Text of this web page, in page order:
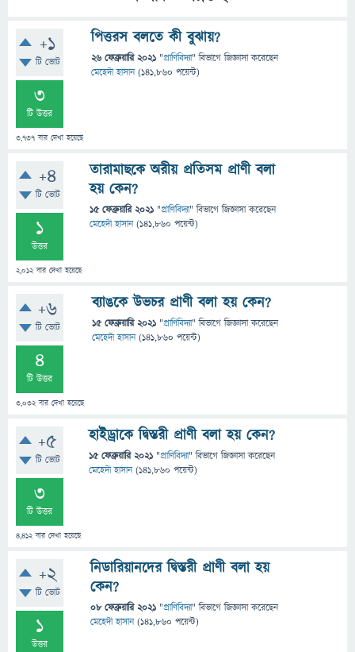
+1
টি ভোট
3
টি উত্তর
3,737 বার দেখা হয়েছে
পিত্তরস বলতে কী বুঝায়?
26 ফেব্রুয়ারি 2021 "প্রাণিবিদ্যা" বিভাগে জিজ্ঞাসাকরেছেন
মেহেদী হাসান (141,860 পয়েন্ট)
+4
টি ভোট
1
উত্তর
2,012বার দেখা হয়েছে
তারামাছকে অরীয় প্রতিসম প্রাণী বলা
হয় কেন?
15 ফেব্রুয়ারি 2021 "প্রাণিবিদ্যা" বিভাগে জিজ্ঞাসাকরেছেন
মেহেদী হাসান (141,860 পয়েন্ট)
+6
টি ভোট
4
টি উত্তর
3,032বার দেখা হয়েছে
ব্যাঙকে উভচর প্রাণী বলা হয় কেন?
15 ফেব্রুয়ারি 2021 "প্রাণিবিদ্যা" বিভাগে জিজ্ঞাসাকরেছেন
মেহেদী হাসান (141,860 পয়েন্ট)
+5
টি ভোট
3
টি উত্তর
4,412বার দেখা হয়েছে
হাইড্রাকে দ্বিস্তরী প্রাণী বলা হয় কেন?
15 ফেব্রুয়ারি 2021 "প্রাণিবিদ্যা" বিভাগে জিজ্ঞাসাকরেছেন
মেহেদী হাসান (141,860 পয়েন্ট)
+2
টি ভোট
1
উত্তর
নিডারিয়ানদের দ্বিস্তরী প্রাণী বলা হয়
কেন?
08 ফেব্রুয়ারি 2021 "প্রাণিবিদ্যা" বিভাগে জিজ্ঞাসাকরেছেন
মেহেদী হাসান (141,860 পয়েন্ট)